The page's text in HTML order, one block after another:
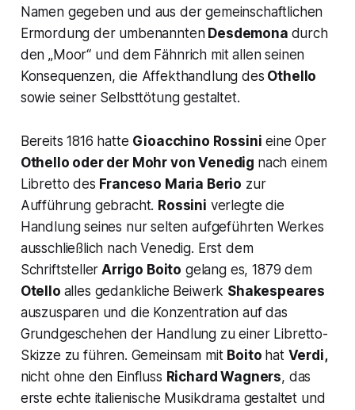
Namen gegeben und aus der gemeinschaftlichen
Ermordung der umbenanntenDesdemona durch
den „Moor“ und dem Fähnrich mit allen seinen
Konsequenzen, die Affekthandlung des Othello
sowie seiner Selbsttötung gestaltet.
Bereits 1816 hatte Gioacchino Rossini eine Oper
Othello oder der Mohr von Venedig nach einem
Libretto des Franceso Maria Berio zur
Aufführung gebracht. Rossini verlegte die
Handlung seines nur selten aufgeführten Werkes
ausschließlich nach Venedig. Erst dem
Schriftsteller Arrigo Boito gelang es, 1879 dem
Otello alles gedankliche Beiwerk Shakespeares
auszusparen und die Konzentration auf das
Grundgeschehen der Handlung zu einer Libretto-
Skizze zu führen. Gemeinsam mit Boito hat Verdi,
nicht ohne den Einfluss Richard Wagners, das
erste echte italienische Musikdrama gestaltet und